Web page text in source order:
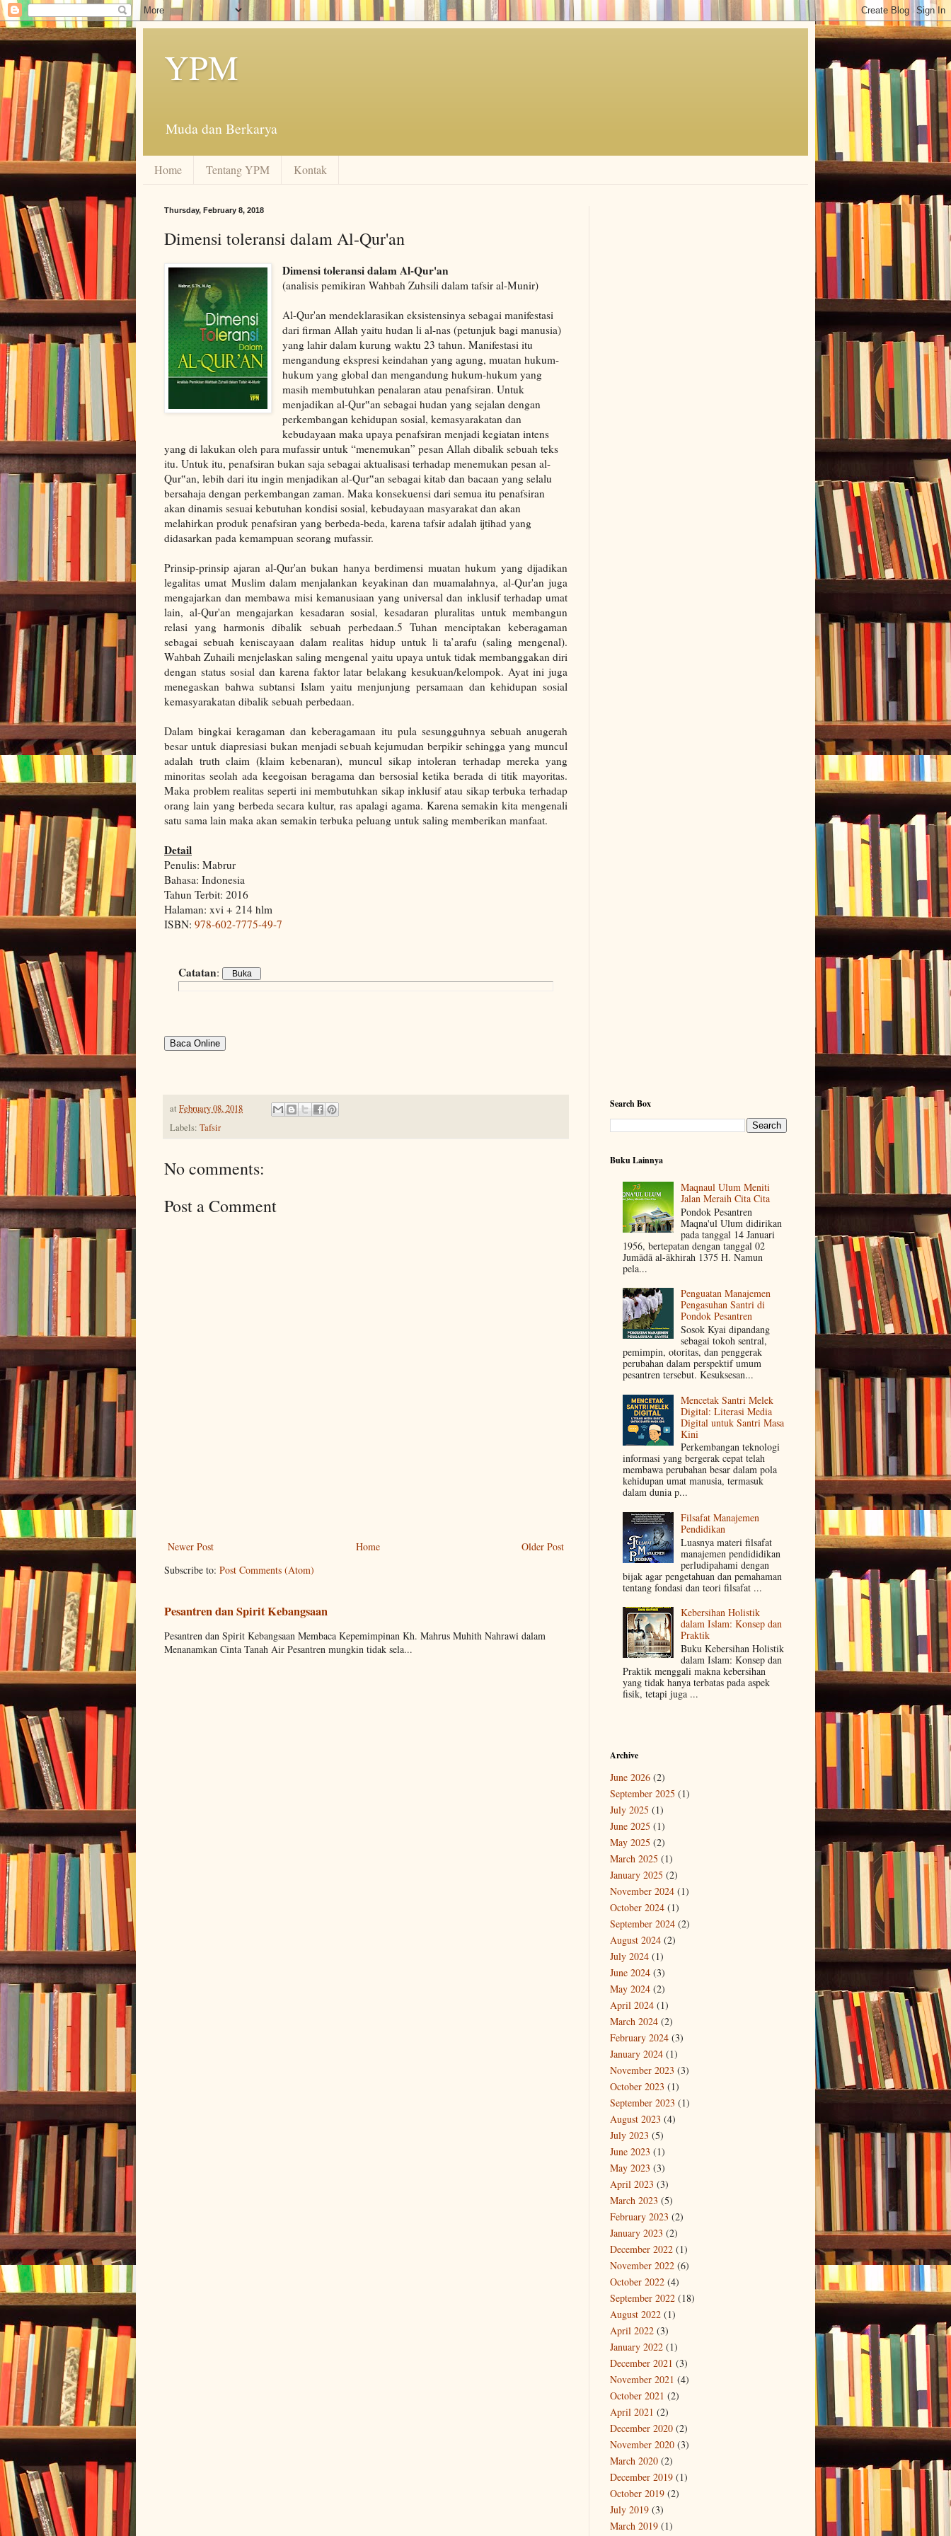
YPM
Muda dan Berkarya
Home Tentang YPM Kontak
Thursday, February 8, 2018
Dimensi toleransi dalam Al-Qur'an
Dimensi toleransi dalam Al-Qur'an
(analisis pemikiran Wahbah Zuhsili dalam tafsir al-Munir)
Al-Qur'an mendeklarasikan eksistensinya sebagai manifestasi
dari firman Allah yaitu hudan li al-nas (petunjuk bagi manusia)
yang lahir dalam kurung waktu 23 tahun. Manifestasi itu
mengandung ekspresi keindahan yang agung, muatan hukum-
hukum yang global dan mengandung hukum-hukum yang
masih membutuhkan penalaran atau penafsiran. Untuk
menjadikan al-Qur‟an sebagai hudan yang sejalan dengan
perkembangan kehidupan sosial, kemasyarakatan dan
kebudayaan maka upaya penafsiran menjadi kegiatan intens
yang di lakukan oleh para mufassir untuk “menemukan” pesan Allah dibalik sebuah teks
itu. Untuk itu, penafsiran bukan saja sebagai aktualisasi terhadap menemukan pesan al-
Qur‟an, lebih dari itu ingin menjadikan al-Qur‟an sebagai kitab dan bacaan yang selalu
bersahaja dengan perkembangan zaman. Maka konsekuensi dari semua itu penafsiran
akan dinamis sesuai kebutuhan kondisi sosial, kebudayaan masyarakat dan akan
melahirkan produk penafsiran yang berbeda-beda, karena tafsir adalah ijtihad yang
didasarkan pada kemampuan seorang mufassir.
Prinsip-prinsip ajaran al-Qur'an bukan hanya berdimensi muatan hukum yang dijadikan
legalitas umat Muslim dalam menjalankan keyakinan dan muamalahnya, al-Qur'an juga
mengajarkan dan membawa misi kemanusiaan yang universal dan inklusif terhadap umat
lain, al-Qur'an mengajarkan kesadaran sosial, kesadaran pluralitas untuk membangun
relasi yang harmonis dibalik sebuah perbedaan.5 Tuhan menciptakan keberagaman
sebagai sebuah keniscayaan dalam realitas hidup untuk li ta’arafu (saling mengenal).
Wahbah Zuhaili menjelaskan saling mengenal yaitu upaya untuk tidak membanggakan diri
dengan status sosial dan karena faktor latar belakang kesukuan/kelompok. Ayat ini juga
menegaskan bahwa subtansi Islam yaitu menjunjung persamaan dan kehidupan sosial
kemasyarakatan dibalik sebuah perbedaan.
Dalam bingkai keragaman dan keberagamaan itu pula sesungguhnya sebuah anugerah
besar untuk diapresiasi bukan menjadi sebuah kejumudan berpikir sehingga yang muncul
adalah truth claim (klaim kebenaran), muncul sikap intoleran terhadap mereka yang
minoritas seolah ada keegoisan beragama dan bersosial ketika berada di titik mayoritas.
Maka problem realitas seperti ini membutuhkan sikap inklusif atau sikap terbuka terhadap
orang lain yang berbeda secara kultur, ras apalagi agama. Karena semakin kita mengenali
satu sama lain maka akan semakin terbuka peluang untuk saling memberikan manfaat.
Detail
Penulis: Mabrur
Bahasa: Indonesia
Tahun Terbit: 2016
Halaman: xvi + 214 hlm
ISBN: 978-602-7775-49-7
Catatan:
Baca Online
at February 08, 2018
Labels: Tafsir
No comments:
Post a Comment
Newer Post Older Post
Home
Subscribe to: Post Comments (Atom)
Pesantren dan Spirit Kebangsaan
Pesantren dan Spirit Kebangsaan Membaca Kepemimpinan Kh. Mahrus Muhith Nahrawi dalam
Menanamkan Cinta Tanah Air Pesantren mungkin tidak sela...
Search Box
Buku Lainnya
Maqnaul Ulum Meniti
Jalan Meraih Cita Cita
Pondok Pesantren
Maqna'ul Ulum didirikan
pada tanggal 14 Januari
1956, bertepatan dengan tanggal 02
Jumādā al-ākhirah 1375 H. Namun
pela...
Penguatan Manajemen
Pengasuhan Santri di
Pondok Pesantren
Sosok Kyai dipandang
sebagai tokoh sentral,
pemimpin, otoritas, dan penggerak
perubahan dalam perspektif umum
pesantren tersebut. Kesuksesan...
Mencetak Santri Melek
Digital: Literasi Media
Digital untuk Santri Masa
Kini
Perkembangan teknologi
informasi yang bergerak cepat telah
membawa perubahan besar dalam pola
kehidupan umat manusia, termasuk
dalam dunia p...
Filsafat Manajemen
Pendidikan
Luasnya materi filsafat
manajemen pendididikan
perludipahami dengan
bijak agar pengetahuan dan pemahaman
tentang fondasi dan teori filsafat ...
Kebersihan Holistik
dalam Islam: Konsep dan
Praktik
Buku Kebersihan Holistik
dalam Islam: Konsep dan
Praktik menggali makna kebersihan
yang tidak hanya terbatas pada aspek
fisik, tetapi juga ...
Archive
June 2026 (2)
September 2025 (1)
July 2025 (1)
June 2025 (1)
May 2025 (2)
March 2025 (1)
January 2025 (2)
November 2024 (1)
October 2024 (1)
September 2024 (2)
August 2024 (2)
July 2024 (1)
June 2024 (3)
May 2024 (2)
April 2024 (1)
March 2024 (2)
February 2024 (3)
January 2024 (1)
November 2023 (3)
October 2023 (1)
September 2023 (1)
August 2023 (4)
July 2023 (5)
June 2023 (1)
May 2023 (3)
April 2023 (3)
March 2023 (5)
February 2023 (2)
January 2023 (2)
December 2022 (1)
November 2022 (6)
October 2022 (4)
September 2022 (18)
August 2022 (1)
April 2022 (3)
January 2022 (1)
December 2021 (3)
November 2021 (4)
October 2021 (2)
April 2021 (2)
December 2020 (2)
November 2020 (3)
March 2020 (2)
December 2019 (1)
October 2019 (2)
July 2019 (3)
March 2019 (1)